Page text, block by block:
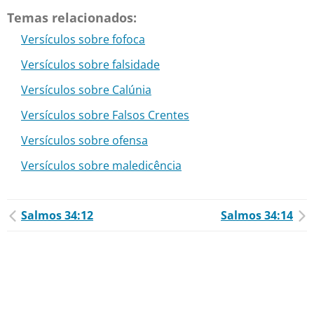
Temas relacionados:
Versículos sobre fofoca
Versículos sobre falsidade
Versículos sobre Calúnia
Versículos sobre Falsos Crentes
Versículos sobre ofensa
Versículos sobre maledicência
Salmos 34:12 Salmos 34:14